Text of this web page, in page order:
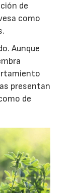
de
como
Aunque
presentan
de